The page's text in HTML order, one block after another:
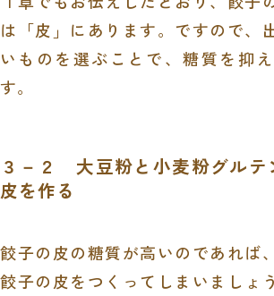
は「皮」にあります。ですので、
いものを選ぶことで、糖質を抑
す。
３－２ 大豆粉と小麦粉グルテ
皮を作る
餃子の皮の糖質が高いのであれば
餃子の皮をつくってしまいましょ